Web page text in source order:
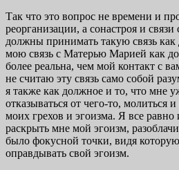
Так что это вопрос не времени и
реорганизации, а сонастроя и
должны принимать такую связь
мою связь с Матерью Марией как
более реальна, чем мой контакт с
не считаю эту связь само собой
я также как должное и то, что мне
отказываться от чего-то, молиться
моих грехов и эгоизма. Я все
раскрыть мне мой эгоизм,
было фокусной точки, видя
оправдывать свой эгоизм.